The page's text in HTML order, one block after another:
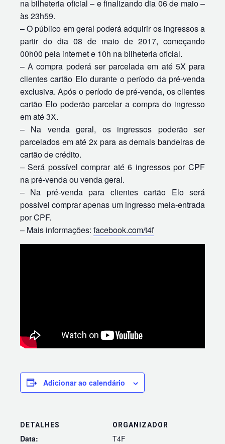
na bilheteria oficial – e finalizando dia 06 de maio –
às 23h59.
– O público em geral poderá adquirir os ingressos a
partir do dia 08 de maio de 2017, começando
00h00 pela internet e 10h na bilheteria oficial.
– A compra poderá ser parcelada em até 5X para
clientes cartão Elo durante o período da pré-venda
exclusiva. Após o período de pré-venda, os clientes
cartão Elo poderão parcelar a compra do ingresso
em até 3X.
– Na venda geral, os ingressos poderão ser
parcelados em até 2x para as demais bandeiras de
cartão de crédito.
– Será possível comprar até 6 ingressos por CPF
na pré-venda ou venda geral.
– Na pré-venda para clientes cartão Elo será
possível comprar apenas um ingresso meia-entrada
por CPF.
– Mais informações:facebook.com/t4f
Adicionar ao calendário
DETALHES
Data:
ORGANIZADOR
T4F